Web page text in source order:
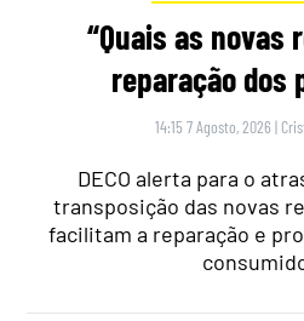
“Quais as novas
reparação dos
14:15 7 Agosto, 2026 |
DECO alerta para o
transposição das novas
facilitam a reparação e